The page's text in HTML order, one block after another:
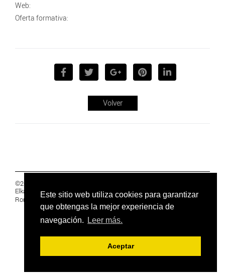
Este sitio web utiliza cookies para garantizar
que obtengas la mejor experiencia de
navegación.
Leer más.
Aceptar
Web:
Oferta formativa:
Volver
©2019 Euskal Herriko Ikasleen Gurasoen
Elkartea -PRIVACIDAD
Ronda 27, 1 Ezk, 48005 Bilbao, Bizkaia